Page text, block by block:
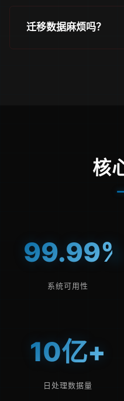
当然可以。热门黑料提
可以轻松与主流工具打通
迁移数据麻烦吗？
核
99.99%
系统可用性
10亿+
日处理数据量